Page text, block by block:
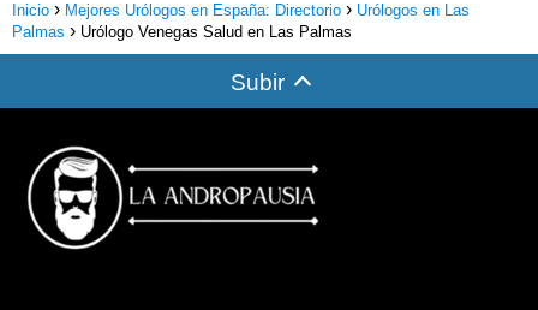
Inicio Mejores Urólogos en España: Directorio
Urólogos en Las
Palmas
Urólogo Venegas Salud en Las Palmas
Subir